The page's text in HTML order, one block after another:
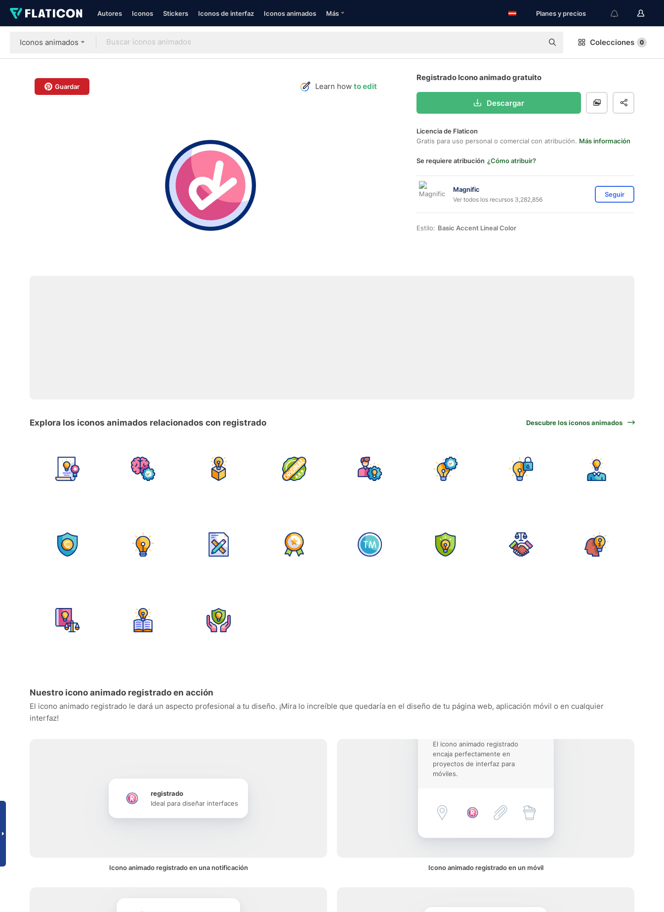
Autores Iconos Stickers Iconos de interfaz Iconos animados Más Planes y precios
Iconos animados Colecciones 0
Guardar Learn how to edit
Registrado Icono animado gratuito
Descargar
Licencia de Flaticon
Gratis para uso personal o comercial con atribución. Más información
Se requiere atribución ¿Cómo atribuir?
Magnific
Ver todos los recursos 3,282,856
Seguir
Estilo: Basic Accent Lineal Color
Explora los iconos animados relacionados con registrado Descubre los iconos animados
Nuestro icono animado registrado en acción
El icono animado registrado le dará un aspecto profesional a tu diseño. ¡Mira lo increíble que quedaría en el diseño de tu página web, aplicación móvil o en cualquier
interfaz!
registrado
Ideal para diseñar interfaces
Icono animado registrado en una notificación
El icono animado registrado
encaja perfectamente en
proyectos de interfaz para
móviles.
Icono animado registrado en un móvil